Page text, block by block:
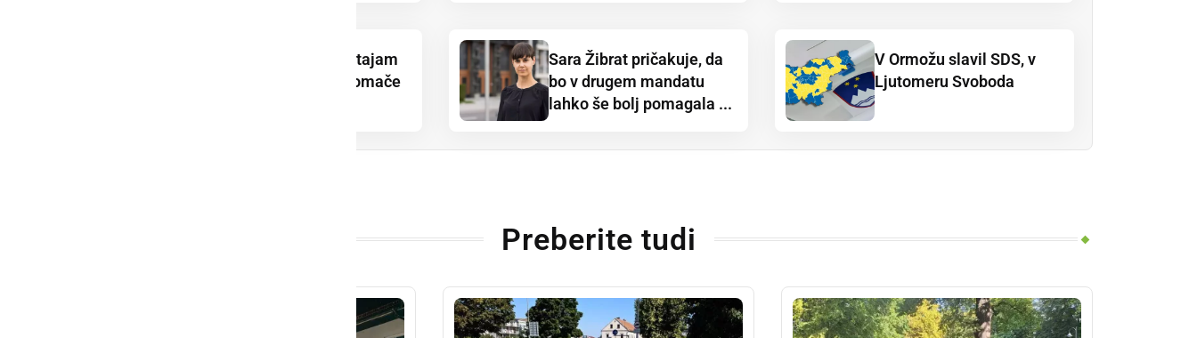
Dominik Štrakl: Ostajam
aktiven in vpet v domače
Sara Žibrat pričakuje, da
bo v drugem mandatu
lahko še bolj pomagala ...
V Ormožu slavil SDS, v
Ljutomeru Svoboda
Preberite tudi